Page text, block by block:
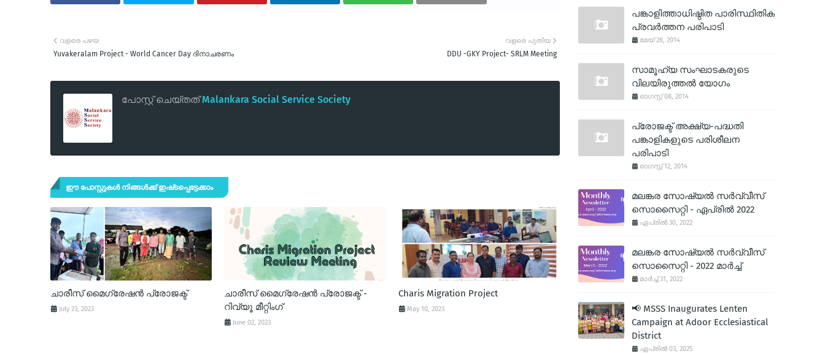
വളരെ പുതിയ
DDU -GKY Project- SRLM Meeting
വളരെ പഴയ
Yuvakeralam Project - World Cancer Day ദിനാചരണം
പോസ്റ്റ് ചെയ്തത്Malankara Social Service Society
ഈ പോസ്റ്റുകൾ നിങ്ങൾക്ക് ഇഷ്‌‌ടപ്പെട്ടേക്കാം
ചാരീസ് മൈഗ്രേഷന്‍ പ്രോജക്ട്
July 23, 2023
ചാരീസ് മൈഗ്രേഷന്‍ പ്രോജക്ട് -
റിവ്യൂ മീറ്റിംഗ്
June 02, 2023
Charis Migration Project
May 10, 2023
പങ്കാളിത്താധിഷ്ഠിത പാരിസ്ഥിതിക
പ്രവര്‍ത്തന പരിപാടി
മേയ് 28, 2014
സാമൂഹ്യ സംഘാടകരുടെ
വിലയിരുത്തല്‍ യോഗം
ഓഗസ്റ്റ് 08, 2014
പ്രോജക്ട് അക്ഷ്യ-പദ്ധതി
പങ്കാളികളുടെ പരിശീലന
പരിപാടി
ഓഗസ്റ്റ് 12, 2014
മലങ്കര സോഷ്യല്‍ സര്‍വ്വീസ്
സൊസൈറ്റി - ഏപ്രില്‍ 2022
ഏപ്രിൽ 30, 2022
മലങ്കര സോഷ്യല്‍ സര്‍വ്വീസ്
സൊസൈറ്റി - 2022 മാര്‍ച്ച്
മാർച്ച് 31, 2022
📢 MSSS Inaugurates Lenten
Campaign at Adoor Ecclesiastical
District
ഏപ്രിൽ 03, 2025